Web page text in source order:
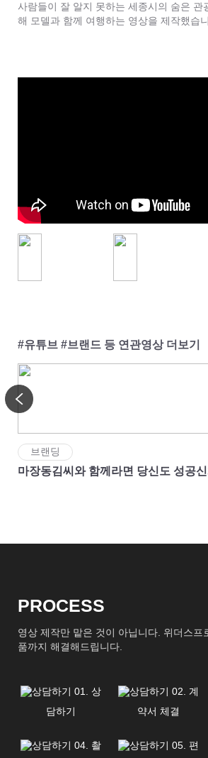
사람들이 잘 알지 못하는 세종시의 숨은 관
해 모델과 함께 여행하는 영상을 제작했습
#유튜브 #브랜드 등 연관영상 더보기
브랜딩
마장동김씨와 함께라면 당신도 성공
PROCESS
영상 제작만 맡은 것이 아닙니다. 위더스프
품까지 해결해드립니다.
01. 상
담하기
02. 계
약서 체결
04. 촬
05. 편